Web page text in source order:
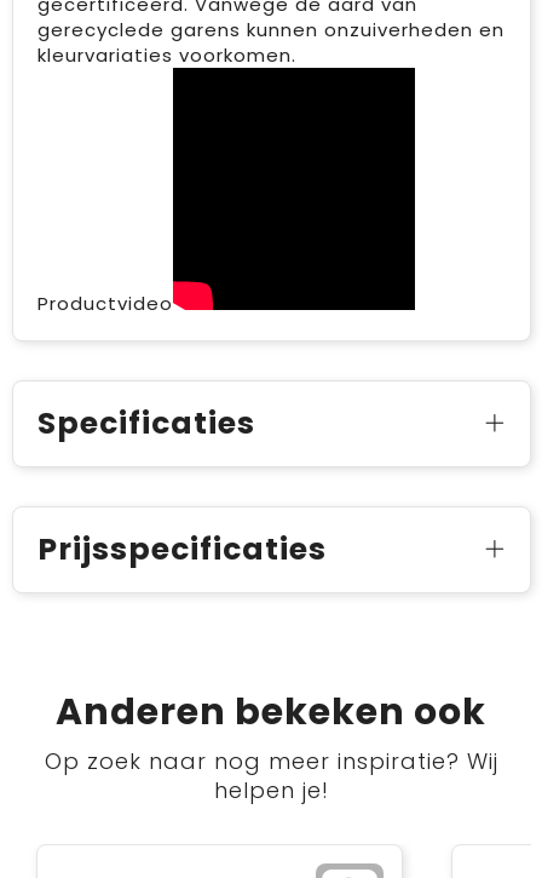
gerecyclede garens kunnen onzuiverheden en
kleurvariaties voorkomen.
Productvideo
Specificaties
Prijsspecificaties
Anderen bekeken ook
Op zoek naar nog meer inspiratie? Wij
helpen je!